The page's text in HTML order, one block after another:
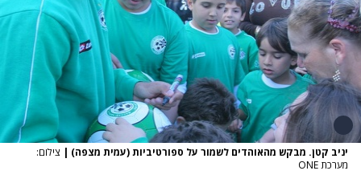
יניב קטן. מבקש מהאוהדים לשמור על ספורטיביות (עמית מצפה) | צילום:
מערכת ONE